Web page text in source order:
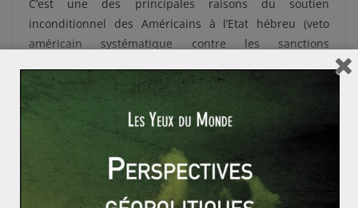
C’est une des principales raisons du soutien
inconditionnel des Américains à l’Etat hébreu (veto
américain systématique contre les sanctions
Le facteur politique et étatique concerne le sionisme,
avatar du néocolonialisme, qui s’exerce en infraction au
droit international puisque l’intégrité de la Cisjordanie
est violée. L’État d’Israël a été bâti dans la guerre : il
s’agit d’un des plus jeunes États de la planète. Il a donc
besoin de renforcer son unité en se construisant contre